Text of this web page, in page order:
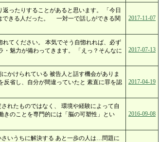
ったりすることがあると思います。 「今日
できる人だった。 一対一で話しができる関
2017-11-07
れてください。 本気でそう自惚れれば、必ず
・魅力が備わってきます。 「えっ？そんなに
2017-07-13
かけられている 被告人と話す機会がありま
反省し、自分が間違っていたと 素直に罪を認
2017-04-19
れたものではなく、 環境や経験によって自
きのことを専門的には「脳の可塑性」とい
2016-09-08
いうちに解決する あと一歩の人は…問題に